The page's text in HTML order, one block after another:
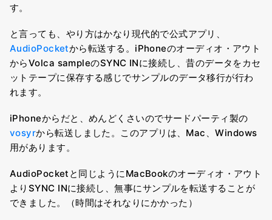
す。
と言っても、やり方はかなり現代的で公式アプリ、
AudioPocketから転送する。iPhoneのオーディオ・アウト
からVolca sampleのSYNC INに接続し、昔のデータをカセ
ットテープに保存する感じでサンプルのデータ移行が行わ
れます。
iPhoneからだと、めんどくさいのでサードパーティ製の
vosyrから転送しました。このアプリは、Mac、Windows
用があります。
AudioPocketと同じようにMacBookのオーディオ・アウト
よりSYNC INに接続し、無事にサンプルを転送することが
できました。（時間はそれなりにかかった）